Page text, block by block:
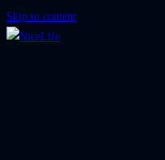
Skip to content